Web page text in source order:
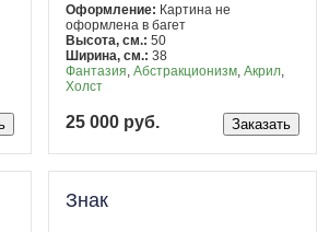
Оформление: Картина не
оформлена в багет
Высота, см.:50
Ширина, см.:38
Фантазия,Абстракционизм,Акрил,
Холст
25 000 руб.
Знак